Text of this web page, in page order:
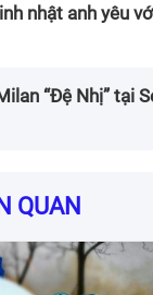
nhật anh yêu
“Đệ Nhị” tại
QUAN